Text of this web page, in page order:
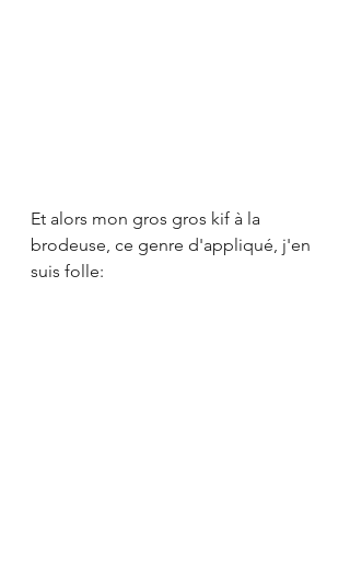
Et alors mon gros gros kif à la
brodeuse, ce genre d'appliqué, j'en
suis folle: